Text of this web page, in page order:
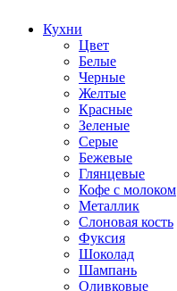
Кухни
Цвет
Белые
Черные
Желтые
Красные
Зеленые
Серые
Бежевые
Глянцевые
Кофе с молоком
Металлик
Слоновая кость
Фуксия
Шоколад
Шампань
Оливковые